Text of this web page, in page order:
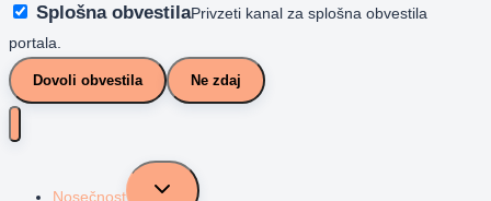
Splošna obvestilaPrivzeti kanal za splošna obvestila
portala.
Dovoli obvestila Ne zdaj
Nosečnost
Toggle